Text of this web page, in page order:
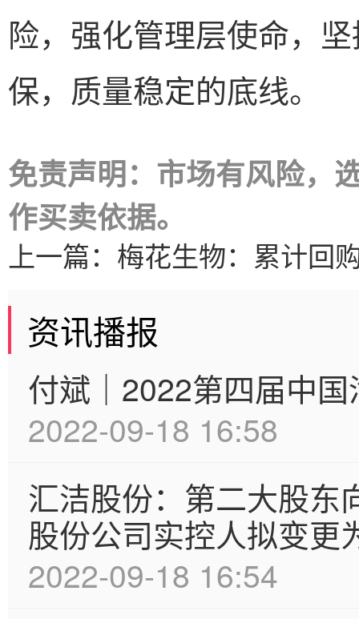
险，强化管理层使命，
保，质量稳定的底线。
免责声明：市场有风险，
作买卖依据。
上一篇： 梅花生物：累计回
资讯播报
付斌｜2022第四届中
2022-09-18 16:58
汇洁股份：第二大股东
股份公司实控人拟变更
2022-09-18 16:54